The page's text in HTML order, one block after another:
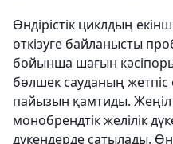
Өндірістік циклдың
өткізуге байланысты
бойынша шағын
бөлшек сауданың жетпіс
пайызын қамтиды. Жеңіл
монобрендтік желілік
дүкендерде сатылады.